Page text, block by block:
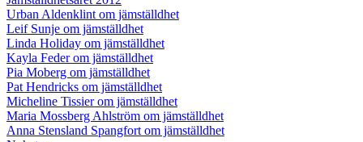
Urban Aldenklint om jämställdhet
Leif Sunje om jämställdhet
Linda Holiday om jämställdhet
Kayla Feder om jämställdhet
Pia Moberg om jämställdhet
Pat Hendricks om jämställdhet
Micheline Tissier om jämställdhet
Maria Mossberg Ahlström om jämställdhet
Anna Stensland Spangfort om jämställdhet